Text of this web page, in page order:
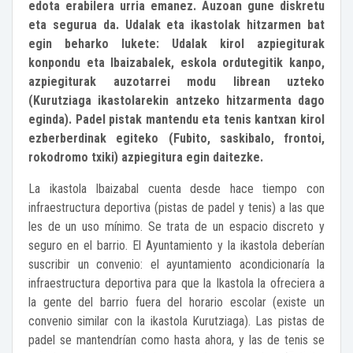
edota erabilera urria emanez. Auzoan gune diskretu
eta segurua da. Udalak eta ikastolak hitzarmen bat
egin beharko lukete: Udalak kirol azpiegiturak
konpondu eta Ibaizabalek, eskola ordutegitik kanpo,
azpiegiturak auzotarrei modu librean uzteko
(Kurutziaga ikastolarekin antzeko hitzarmenta dago
eginda). Padel pistak mantendu eta tenis kantxan kirol
ezberberdinak egiteko (Fubito, saskibalo, frontoi,
rokodromo txiki) azpiegitura egin daitezke.
La ikastola Ibaizabal cuenta desde hace tiempo con
infraestructura deportiva (pistas de padel y tenis) a las que
les de un uso mínimo. Se trata de un espacio discreto y
seguro en el barrio. El Ayuntamiento y la ikastola deberían
suscribir un convenio: el ayuntamiento acondicionaría la
infraestructura deportiva para que la Ikastola la ofreciera a
la gente del barrio fuera del horario escolar (existe un
convenio similar con la ikastola Kurutziaga). Las pistas de
padel se mantendrían como hasta ahora, y las de tenis se